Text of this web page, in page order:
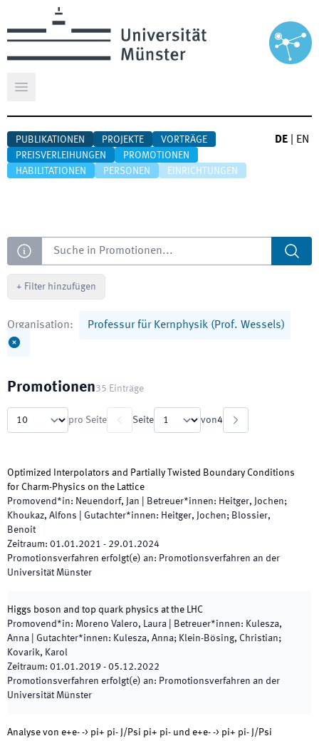
Hauptmenü öffnen
PUBLIKATIONEN PROJEKTE
VORTRÄGE
PREISVERLEIHUNGEN
PROMOTIONEN
HABILITATIONEN
PERSONEN EINRICHTUNGEN
DE EN
Suche
+ Filter hinzufügen
Organisation: Professur für Kernphysik (Prof. Wessels)
Promotionen35 Einträge
pro Seite Seite von4
Optimized Interpolators and Partially Twisted Boundary Conditions
for Charm-Physics on the Lattice
Promovend*in: Neuendorf, Jan Betreuer*innen: Heitger, Jochen;
Khoukaz, Alfons
Gutachter*innen: Heitger, Jochen; Blossier,
Benoit
Zeitraum: 01.01.2021 - 29.01.2024
Promotionsverfahren erfolgt(e) an: Promotionsverfahren an der
Universität Münster
Higgs boson and top quark physics at the LHC
Promovend*in: Moreno Valero, Laura Betreuer*innen: Kulesza,
Anna
Gutachter*innen: Kulesza, Anna; Klein-Bösing, Christian;
Kovarik, Karol
Zeitraum: 01.01.2019 - 05.12.2022
Promotionsverfahren erfolgt(e) an: Promotionsverfahren an der
Universität Münster
Analyse von e+e- -> pi+ pi- J/Psi pi+ pi- und e+e- -> pi+ pi- J/Psi